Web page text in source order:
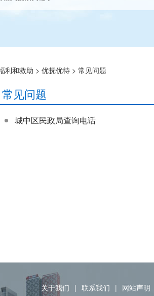
利和救助 > 优抚优待 > 常见问题
常见问题
城中区民政局查询电话
关于我们 | 联系我们 | 网站声明